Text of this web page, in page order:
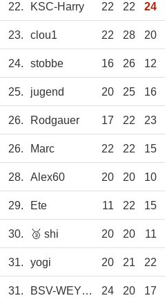
22. KSC-Harry 22 22 24
23. clou1 22 28 20
24. stobbe 16 26 12
25. jugend 20 25 16
26. Rodgauer 17 22 23
26. Marc 22 22 15
28. Alex60 20 20 10
29. Ete 11 22 15
30. 🥉 shi 20 20 11
31. yogi 20 21 22
31. BSV-WEYHE 24 20 17